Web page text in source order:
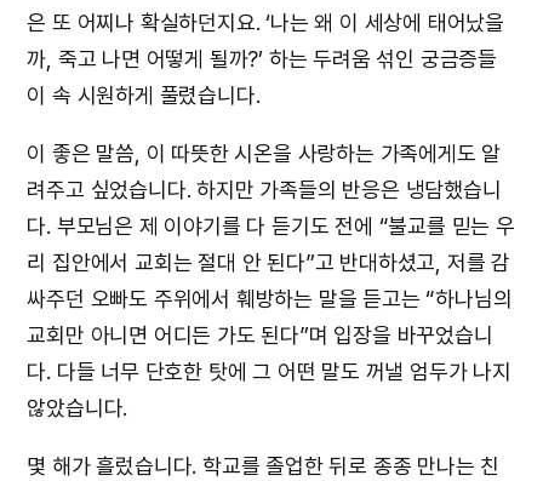
은 또 어찌나 확실하던지요. ‘나는 왜 이 세상에 태어났을
까, 죽고 나면 어떻게 될까?’ 하는 두려움 섞인 궁금증들
이 속 시원하게 풀렸습니다.
이 좋은 말씀, 이 따뜻한 시온을 사랑하는 가족에게도 알
려주고 싶었습니다. 하지만 가족들의 반응은 냉담했습니
다. 부모님은 제 이야기를 다 듣기도 전에 “불교를 믿는 우
리 집안에서 교회는 절대 안 된다”고 반대하셨고, 저를 감
싸주던 오빠도 주위에서 훼방하는 말을 듣고는 “하나님의
교회만 아니면 어디든 가도 된다”며 입장을 바꾸었습니
다. 다들 너무 단호한 탓에 그 어떤 말도 꺼낼 엄두가 나지
않았습니다.
몇 해가 흘렀습니다. 학교를 졸업한 뒤로 종종 만나는 친